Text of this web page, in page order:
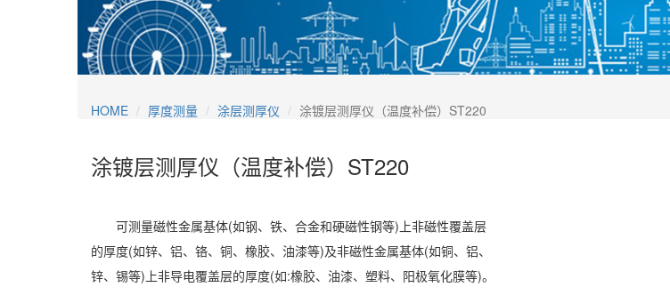
HOME 厚度测量 涂层测厚仪 涂镀层测厚仪（温度补偿）ST220
涂镀层测厚仪（温度补偿）ST220
可测量磁性金属基体(如钢、铁、合金和硬磁性钢等)上非磁性覆盖层
的厚度(如锌、铝、铬、铜、橡胶、油漆等)及非磁性金属基体(如铜、铝、
锌、锡等)上非导电覆盖层的厚度(如:橡胶、油漆、塑料、阳极氧化膜等)。